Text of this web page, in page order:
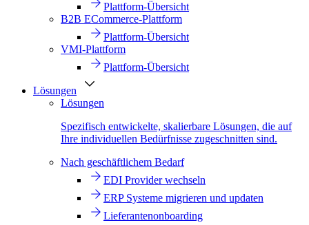
Plattform-Übersicht
B2B ECommerce-Plattform
Plattform-Übersicht
VMI-Plattform
Plattform-Übersicht
Lösungen
Lösungen
Spezifisch entwickelte, skalierbare Lösungen, die auf
Ihre individuellen Bedürfnisse zugeschnitten sind.
Nach geschäftlichem Bedarf
EDI Provider wechseln
ERP Systeme migrieren und updaten
Lieferantenonboarding